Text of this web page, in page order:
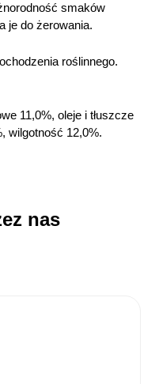
smaków
je do żerowania.
roślinnego.
11,0%, oleje i tłuszcze
wilgotność 12,0%.
nas